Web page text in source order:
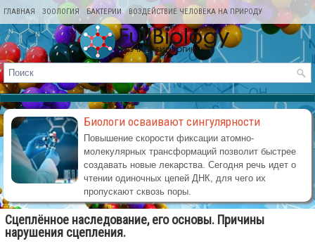
ГЛАВНАЯ ЗООЛОГИЯ БАКТЕРИИ ВОЗДЕЙСТВИЕ ЧЕЛОВЕКА НА ПРИРОДУ
КАРТА САЙТА
Биологи осваивают сингулярности
Повышение скорости фиксации атомно-
молекулярных трансформаций позволит быстрее
создавать новые лекарства. Сегодня речь идет о
чтении одиночных цепей ДНК, для чего их
пропускают сквозь поры.
Сцеплённое наследование, его основы. Причины
нарушения сцепления.